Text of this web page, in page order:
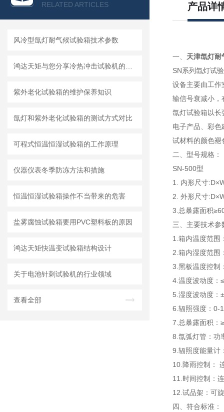
RELATED ARTICLES
风冷型氙灯耐气候试验箱技术参数
紫外老化试验箱的维护保养知识
氙灯和紫外老化试验箱的测试方式对比
可程式恒温恒湿试验箱的工作原理
仪器仪表冬季防冻方法和措施
恒温恒湿试验箱操作不当带来的危害
盐雾腐蚀试验箱要用PVC塑料板的原因
鸿达天矩快温变试验箱结构设计
关于电池针刺试验机的行业领域
查看全部
产品详
一、 天津氙灯耐
SN系列氙灯试
设备主要由工作
输信号衰减小，
氙灯试验箱以长
电子产品、彩
试材料的颜色褪
二、型号规格：
SN-500型
1. 内形尺寸
2. 外形尺寸
3.总暴露面积
三、主要技术参
1.箱内温度范
2.箱内湿度范围
3.黑板温度控
4.温度波动度
5.湿度波动度：
6.辐照强度：0-
7.总暴露面积：
8.氙弧灯管：功
9.辐照度能量计
10.降雨控制：
11.时间控制：
12.试品架：可
四、符合标准：